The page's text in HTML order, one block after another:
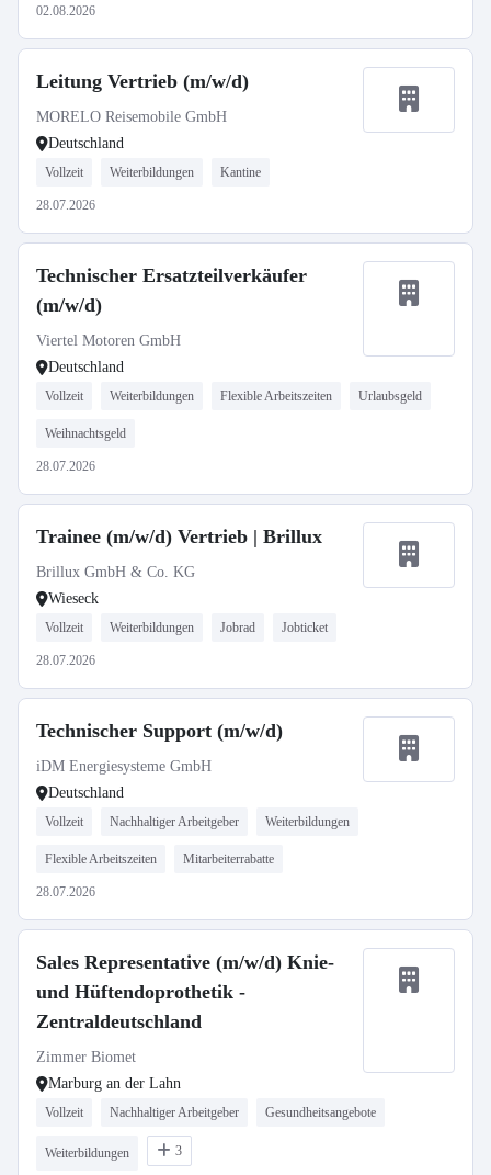
02.08.2026
Leitung Vertrieb (m/w/d)
MORELO Reisemobile GmbH
Deutschland
Vollzeit Weiterbildungen Kantine
28.07.2026
Technischer Ersatzteilverkäufer
(m/w/d)
Viertel Motoren GmbH
Deutschland
Vollzeit Weiterbildungen Flexible Arbeitszeiten Urlaubsgeld
Weihnachtsgeld
28.07.2026
Trainee (m/w/d) Vertrieb | Brillux
Brillux GmbH & Co. KG
Wieseck
Vollzeit Weiterbildungen Jobrad Jobticket
28.07.2026
Technischer Support (m/w/d)
iDM Energiesysteme GmbH
Deutschland
Vollzeit Nachhaltiger Arbeitgeber Weiterbildungen
Flexible Arbeitszeiten Mitarbeiterrabatte
28.07.2026
Sales Representative (m/w/d) Knie-
und Hüftendoprothetik -
Zentraldeutschland
Zimmer Biomet
Marburg an der Lahn
Vollzeit Nachhaltiger Arbeitgeber Gesundheitsangebote
Weiterbildungen 3